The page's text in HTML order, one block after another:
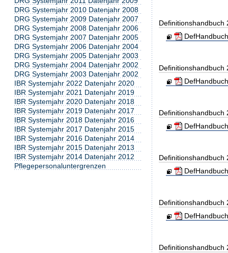
Definitionshandbuch
Definitionshandbuch
Definitionshandbuch
Definitionshandbuch
Definitionshandbuch
Definitionshandbuch
DRG Systemjahr 2010 Datenjahr 2008
DRG Systemjahr 2009 Datenjahr 2007
DRG Systemjahr 2008 Datenjahr 2006
DRG Systemjahr 2007 Datenjahr 2005
DRG Systemjahr 2006 Datenjahr 2004
DRG Systemjahr 2005 Datenjahr 2003
DRG Systemjahr 2004 Datenjahr 2002
DRG Systemjahr 2003 Datenjahr 2002
IBR Systemjahr 2022 Datenjahr 2020
IBR Systemjahr 2021 Datenjahr 2019
IBR Systemjahr 2020 Datenjahr 2018
IBR Systemjahr 2019 Datenjahr 2017
IBR Systemjahr 2018 Datenjahr 2016
IBR Systemjahr 2017 Datenjahr 2015
IBR Systemjahr 2016 Datenjahr 2014
IBR Systemjahr 2015 Datenjahr 2013
IBR Systemjahr 2014 Datenjahr 2012
Pflegepersonaluntergrenzen